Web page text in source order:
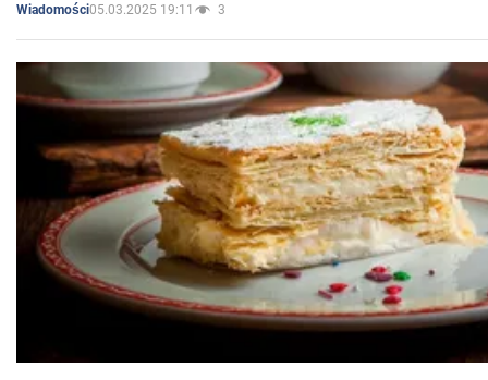
Wiadomości05.03.2025 19:11 3